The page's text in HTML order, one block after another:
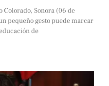
Colorado, Sonora (06 de
pequeño gesto puede marcar
de